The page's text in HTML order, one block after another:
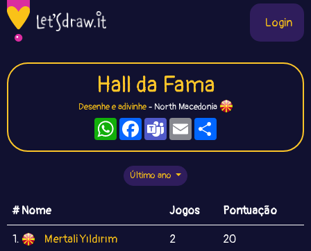
Login
Hall da Fama
Desenhe e adivinhe- North Macedonia
WhatsAppFacebook
TeamsEmail
Último ano
# Nome Jogos Pontuação
1. Mertali Yıldırım 2 20